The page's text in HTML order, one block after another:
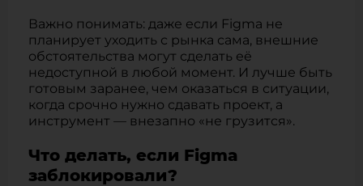
Важно понимать: даже если Figma не
планирует уходить с рынка сама, внешние
обстоятельства могут сделать её
недоступной в любой момент. И лучше быть
готовым заранее, чем оказаться в ситуации,
когда срочно нужно сдавать проект, а
инструмент — внезапно «не грузится».
Что делать, если Figma
заблокировали?